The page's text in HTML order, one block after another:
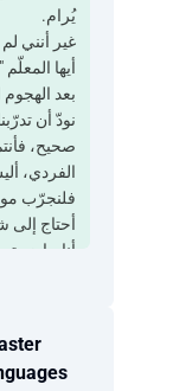
يُرام.
‫غير أنني
‫أيها المعلّم
‫بعد الهجوم
‫نودّ أن
‫صحيح،
الفردي،
‫فلنجرّب
‫أحتاج
‫أنا
‫إن كنت
‫وإن يكن،
‫على